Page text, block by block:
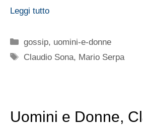
Leggi tutto
Categorie
gossip, uomini-e-donne
Tag
Claudio Sona, Mario Serpa
Uomini e Donne,